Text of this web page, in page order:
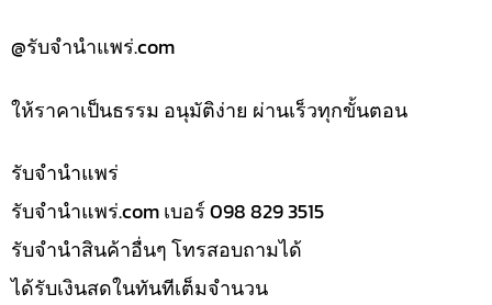
@รับจํานําแพร่.com
ให้ราคาเป็นธรรม อนุมัติง่าย ผ่านเร็วทุกขั้นตอน
รับจํานำแพร่
รับจํานําแพร่.com เบอร์ 098 829 3515
รับจำนำสินค้าอื่นๆ โทรสอบถามได้
ได้รับเงินสดในทันทีเต็มจำนวน